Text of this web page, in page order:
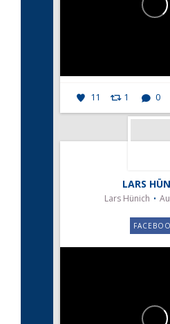
11 1 0
LARS
Lars Hünich